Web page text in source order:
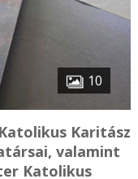
10
Karitász
valamint
Katolikus